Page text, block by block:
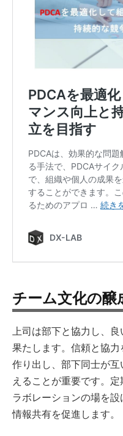
チーム文化の醸
上司は部下と協力し、
果たします。信頼と協
作り出し、部下同士が
えることが重要です。
ラボレーションの場を
情報共有を促進します。